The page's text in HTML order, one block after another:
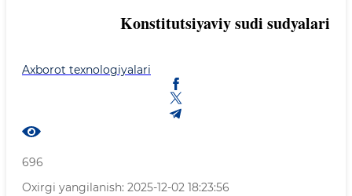
Konstitutsiyaviy sudi sudyalari
Axborot texnologiyalari
696
Oxirgi yangilanish: 2025-12-02 18:23:56